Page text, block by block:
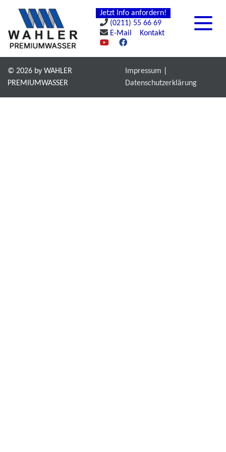
Jetzt Info anfordern!
(0211) 55 66 69
E-Mail
Kontakt
© 2026 by WAHLER
PREMIUMWASSER
Impressum
Datenschutzerklärung